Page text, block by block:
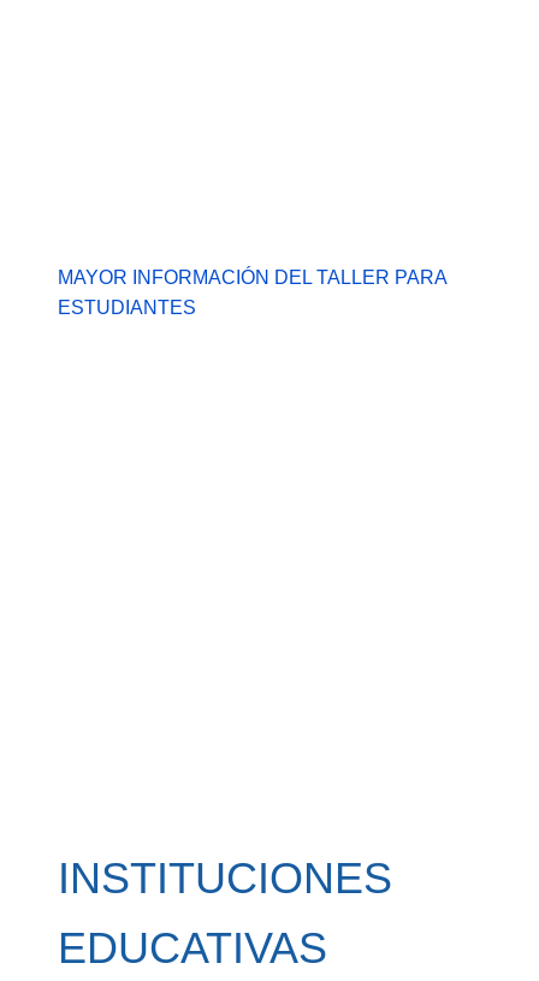
MAYOR INFORMACIÓN DEL TALLER PARA
ESTUDIANTES
INSTITUCIONES
EDUCATIVAS